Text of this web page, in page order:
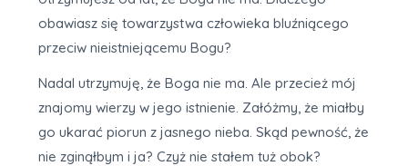
obawiasz się towarzystwa człowieka bluźniącego
przeciw nieistniejącemu Bogu?
Nadal utrzymuję, że Boga nie ma. Ale przecież mój
znajomy wierzy w jego istnienie. Załóżmy, że miałby
go ukarać piorun z jasnego nieba. Skąd pewność, że
nie zginąłbym i ja? Czyż nie stałem tuż obok?